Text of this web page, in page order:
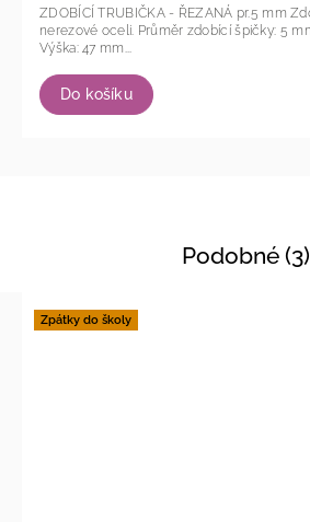
Do košíku
ZDOBÍCÍ TRUBIČKA - ŘEZANÁ pr.5 mm Zdobící řezaná trubička z
nerezové oceli. Průměr zdobící špičky: 5 mm Průměr dolní: 25 mm
Výška: 47 mm...
Podobné (3)
Zpátky do školy